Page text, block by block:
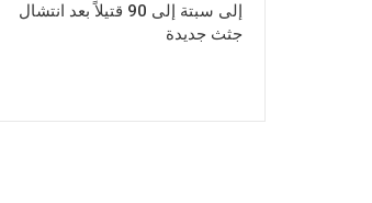
إلى سبتة إلى 90 قتيلاً بعد انتشال
جثث جديدة